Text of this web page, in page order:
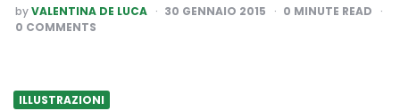
POSTED
BY
byVALENTINA DE LUCA 30 GENNAIO 2015 0 MINUTE READ
0 COMMENTS
ILLUSTRAZIONI